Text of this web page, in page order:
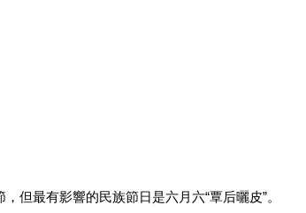
但最有影響的民族節日是六月六“覃后曬皮”。